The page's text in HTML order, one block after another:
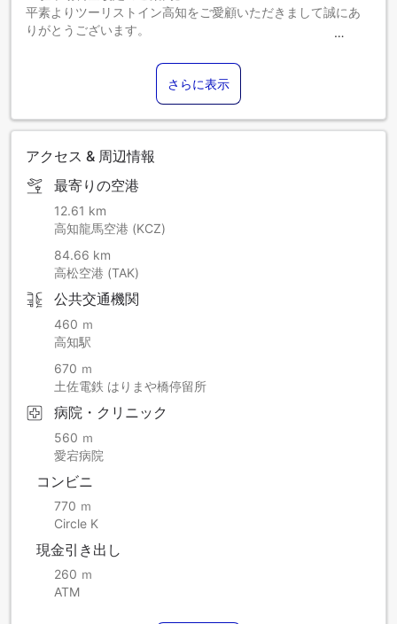
平素よりツーリストイン高知をご愛顧いただきまして誠にあ
りがとうございます。
日頃よりご利用賜っておりますお客様には、ご負担をお掛け
どうかご理解いただき、変わらぬご愛顧を賜りますよう 何卒
よろしくお願い申し上げます。
【変更日】2026年2月1日（日）ご宿泊より 【新料金】900円
ツーリストイン高知 支配人
さらに表示
アクセス & 周辺情報
最寄りの空港
12.61 km
高知龍馬空港 (KCZ)
84.66 km
高松空港 (TAK)
公共交通機関
460 ｍ
高知駅
670 ｍ
土佐電鉄 はりまや橋停留所
病院・クリニック
560 ｍ
愛宕病院
コンビニ
770 ｍ
Circle K
現金引き出し
260 ｍ
ATM